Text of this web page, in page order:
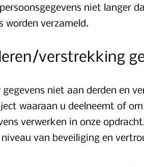
niet langer
worden verzameld.
verstrekking
niet aan derden en
waaraan u deelneemt of
verwerken in onze
van beveiliging en